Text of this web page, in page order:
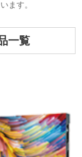
ます。
一覧